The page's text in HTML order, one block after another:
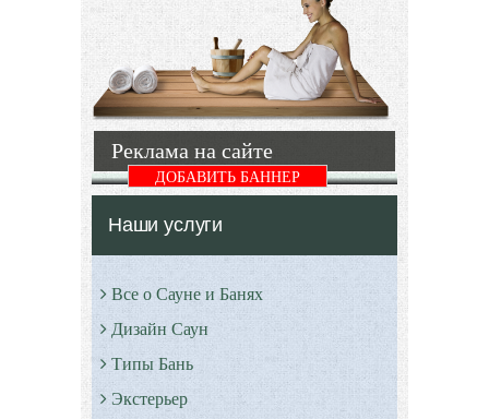
охлаждения
организма.
При
правильном
и
профессиональном
проведении
Подробнее
Стильные
интерьеры
обладают
внутренней
гармонией.
Подробнее
Реклама на сайте
ДОБАВИТЬ БАННЕР
Наши услуги
Все о Сауне и Банях
Дизайн Саун
Типы Бань
Экстерьер